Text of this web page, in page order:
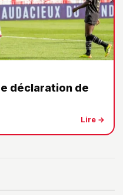
déclaration de
Lire →